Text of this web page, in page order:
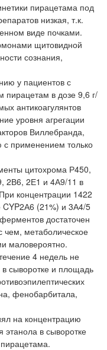
пирацетама под
низкая, т.к.
виде почками.
щитовидной
сознания,
у пациентов с
в дозе 9,6 г/
антикоагулянтов
уровня агрегации
Виллебранда,
с применением только
цитохрома Р450,
2В6, 2Е1 и 4А9/11 в
концентрации 1422
CYP2А6 (21%) и 3А4/5
достаточен
чем, метаболическое
маловероятно.
4 недель не
сыворотке и площадь
фенобарбитала,
на концентрацию
этанола в сыворотке